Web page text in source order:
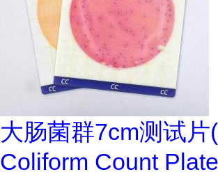
大肠菌群7cm测试片
Coliform Count Plate